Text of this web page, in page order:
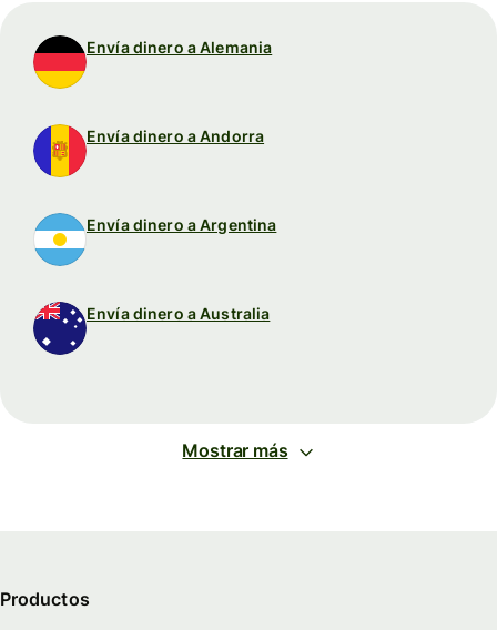
Envía dinero a Alemania
Envía dinero a Andorra
Envía dinero a Argentina
Envía dinero a Australia
Mostrar más
Productos